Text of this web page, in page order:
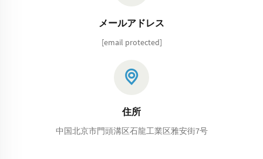
メールアドレス
[email protected]
住所
中国北京市門頭溝区石龍工業区雅安街7号